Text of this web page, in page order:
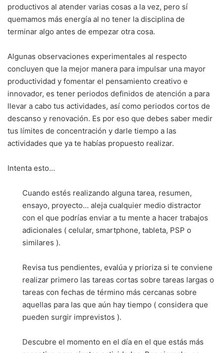
productivos al atender varias cosas a la vez, pero sí
quemamos más energía al no tener la disciplina de
terminar algo antes de empezar otra cosa.
Algunas observaciones experimentales al respecto
concluyen que la mejor manera para impulsar una mayor
productividad y fomentar el pensamiento creativo e
innovador, es tener periodos definidos de atención a para
llevar a cabo tus actividades, así como periodos cortos de
descanso y renovación. Es por eso que debes saber medir
tus límites de concentración y darle tiempo a las
actividades que ya te habías propuesto realizar.
Intenta esto…
Cuando estés realizando alguna tarea, resumen,
ensayo, proyecto… aleja cualquier medio distractor
con el que podrías enviar a tu mente a hacer trabajos
adicionales ( celular, smartphone, tableta, PSP o
similares ).
Revisa tus pendientes, evalúa y prioriza si te conviene
realizar primero las tareas cortas sobre tareas largas o
tareas con fechas de término más cercanas sobre
aquellas para las que aún hay tiempo ( considera que
pueden surgir imprevistos ).
Descubre el momento en el día en el que estás más